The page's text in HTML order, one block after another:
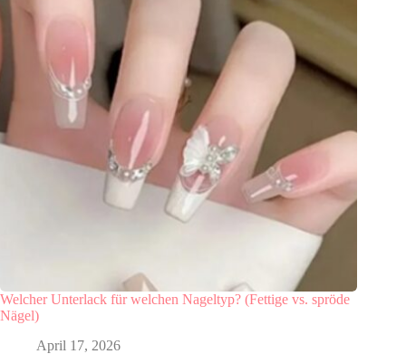
Welcher Unterlack für welchen Nageltyp? (Fettige vs. spröde
Nägel)
April 17, 2026